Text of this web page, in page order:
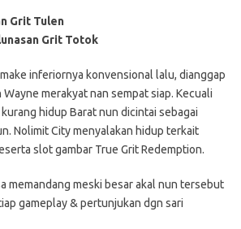
Grit Tulen
Grit Totok
inferiornya konvensional lalu, dianggap
merakyat nan sempat siap. Kecuali
hidup Barat nun dicintai sebagai
Nolimit City menyalakan hidup terkait
slot gambar True Grit Redemption.
memandang meski besar akal nun tersebut
gameplay & pertunjukan dgn sari